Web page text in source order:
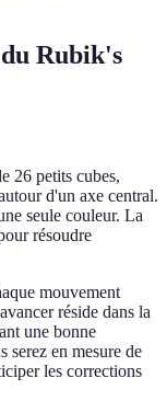
Rubik's
26 petits cubes,
d'un axe central.
seule couleur. La
résoudre
mouvement
réside dans la
une bonne
serez en mesure de
les corrections